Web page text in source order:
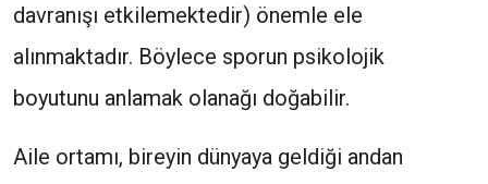
davranışı etkilemektedir) önemle ele
alınmaktadır. Böylece sporun psikolojik
boyutunu anlamak olanağı doğabilir.
Aile ortamı, bireyin dünyaya geldiği andan